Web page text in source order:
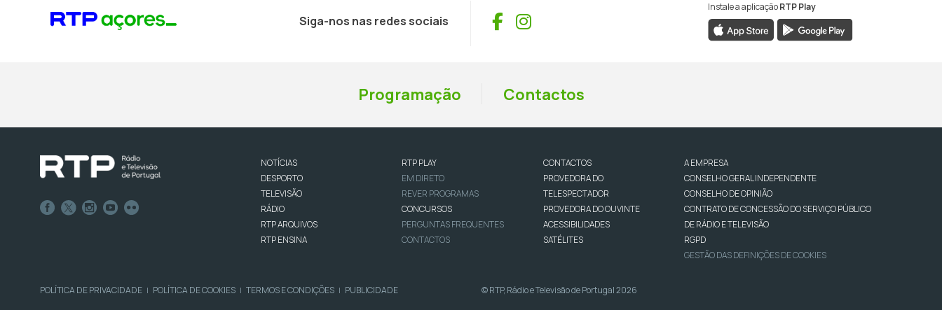
Siga-nos nas redes sociais Facebook
Instagram
Instale a aplicaçãoRTP Play
Programação Contactos
NOTÍCIAS
DESPORTO
TELEVISÃO
RÁDIO
RTP ARQUIVOS
RTP ENSINA
RTP PLAY
EM DIRETO
REVER PROGRAMAS
CONCURSOS
PERGUNTAS FREQUENTES
CONTACTOS
CONTACTOS
PROVEDORA DO
TELESPECTADOR
PROVEDORA DO OUVINTE
ACESSIBILIDADES
SATÉLITES
A EMPRESA
CONSELHO GERAL INDEPENDENTE
CONSELHO DE OPINIÃO
CONTRATO DE CONCESSÃO DO SERVIÇO PÚBLICO
DE RÁDIO E TELEVISÃO
RGPD
GESTÃO DAS DEFINIÇÕES DE COOKIES
POLÍTICA DE PRIVACIDADE | POLÍTICA DE COOKIES | TERMOS E CONDIÇÕES | PUBLICIDADE © RTP, Rádio e Televisão de Portugal 2026